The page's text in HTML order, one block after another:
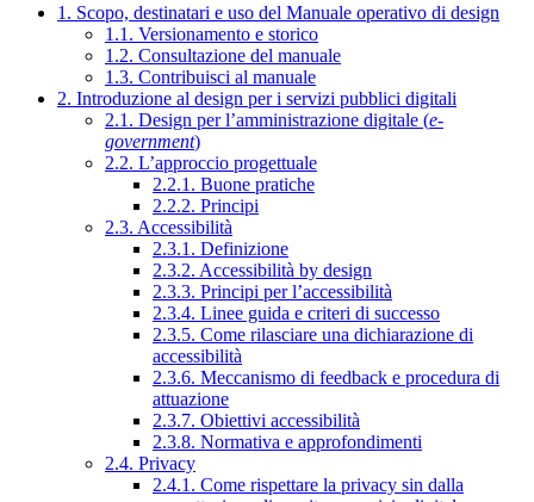
1. Scopo, destinatari e uso del Manuale operativo di design
1.1. Versionamento e storico
1.2. Consultazione del manuale
1.3. Contribuisci al manuale
2. Introduzione al design per i servizi pubblici digitali
2.1. Design per l’amministrazione digitale (e-
government)
2.2. L’approccio progettuale
2.2.1. Buone pratiche
2.2.2. Principi
2.3. Accessibilità
2.3.1. Definizione
2.3.2. Accessibilità by design
2.3.3. Principi per l’accessibilità
2.3.4. Linee guida e criteri di successo
2.3.5. Come rilasciare una dichiarazione di
accessibilità
2.3.6. Meccanismo di feedback e procedura di
attuazione
2.3.7. Obiettivi accessibilità
2.3.8. Normativa e approfondimenti
2.4. Privacy
2.4.1. Come rispettare la privacy sin dalla